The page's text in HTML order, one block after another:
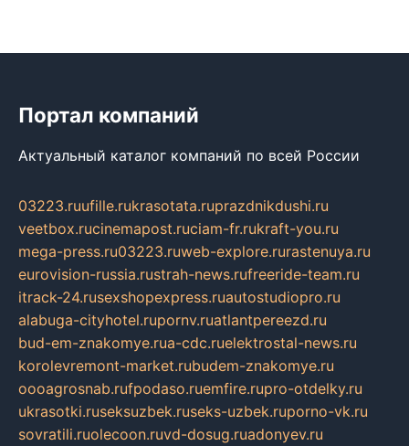
Портал компаний
Актуальный каталог компаний по всей России
03223.ruufille.rukrasotata.ruprazdnikdushi.ru
veetbox.rucinemapost.ruciam-fr.rukraft-you.ru
mega-press.ru03223.ruweb-explore.rurastenuya.ru
eurovision-russia.rustrah-news.rufreeride-team.ru
itrack-24.rusexshopexpress.ruautostudiopro.ru
alabuga-cityhotel.rupornv.ruatlantpereezd.ru
bud-em-znakomye.rua-cdc.ruelektrostal-news.ru
korolevremont-market.rubudem-znakomye.ru
oooagrosnab.rufpodaso.ruemfire.rupro-otdelky.ru
ukrasotki.ruseksuzbek.ruseks-uzbek.ruporno-vk.ru
sovratili.ruolecoon.ruvd-dosug.ruadonyev.ru